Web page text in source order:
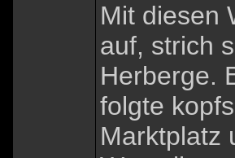
Mit diesen
auf, strich
Herberge.
folgte
Marktplatz